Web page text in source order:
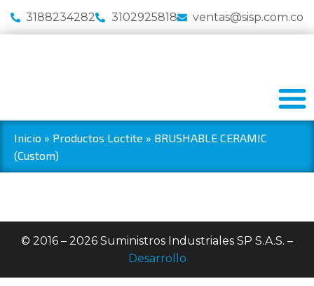
3188234282 3102925818 ventas@sisp.com.co
Inicio » Productos Loctite » BRUSHABLE CERAMIC
(Custom)
© 2016 – 2026 Suministros Industriales SP S.A.S. –
Desarrollo